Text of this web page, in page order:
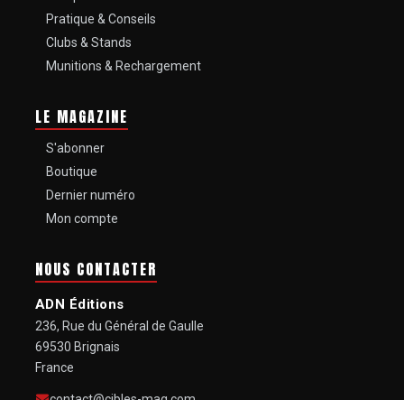
Pratique & Conseils
Clubs & Stands
Munitions & Rechargement
LE MAGAZINE
S'abonner
Boutique
Dernier numéro
Mon compte
NOUS CONTACTER
ADN Éditions
236, Rue du Général de Gaulle
69530 Brignais
France